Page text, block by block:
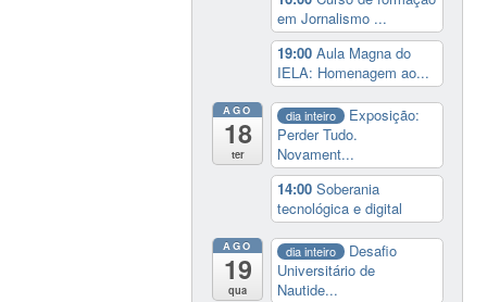
em Jornalismo ...
19:00Aula Magna do
IELA: Homenagem ao...
AGO
18
ter
dia inteiro
Exposição:
Perder Tudo.
Novament...
14:00Soberania
tecnológica e digital
AGO
19
qua
dia inteiro
Desafio
Universitário de
Nautide...